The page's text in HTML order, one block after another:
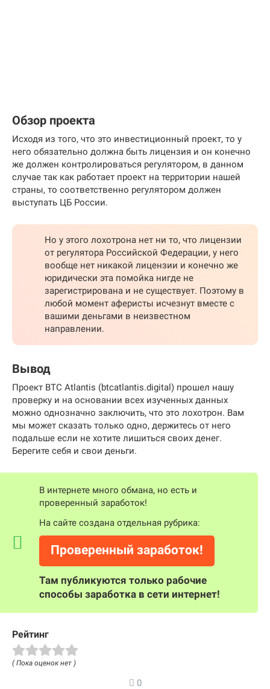
Обзор проекта
Исходя из того, что это инвестиционный проект, то у
него обязательно должна быть лицензия и он конечно
же должен контролироваться регулятором, в данном
случае так как работает проект на территории нашей
страны, то соответственно регулятором должен
выступать ЦБ России.
Но у этого лохотрона нет ни то, что лицензии
от регулятора Российской Федерации, у него
вообще нет никакой лицензии и конечно же
юридически эта помойка нигде не
зарегистрирована и не существует. Поэтому в
любой момент аферисты исчезнут вместе с
вашими деньгами в неизвестном
направлении.
Вывод
Проект BTC Atlantis (btcatlantis.digital) прошел нашу
проверку и на основании всех изученных данных
можно однозначно заключить, что это лохотрон. Вам
мы может сказать только одно, держитесь от него
подальше если не хотите лишиться своих денег.
Берегите себя и свои деньги.
В интернете много обмана, но есть и
проверенный заработок!
На сайте создана отдельная рубрика:
Проверенный заработок!
Там публикуются только рабочие
способы заработка в сети интернет!
Рейтинг
( Пока оценок нет )
0